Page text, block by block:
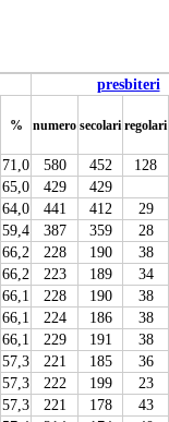
presbiteri
% numero secolari regolari
71,0 580 452 128
65,0 429 429
64,0 441 412 29
59,4 387 359 28
66,2 228 190 38
66,2 223 189 34
66,1 228 190 38
66,1 224 186 38
66,1 229 191 38
57,3 221 185 36
57,3 222 199 23
57,3 221 178 43